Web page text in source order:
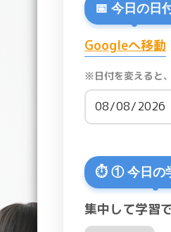
📅 今日の日
Googleへ移動
※日付を変えると
⏱️ ① 今日の
集中して学習